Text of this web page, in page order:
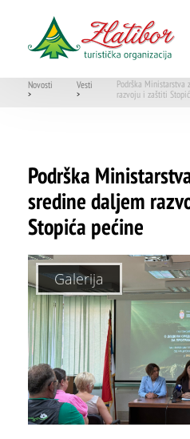
Novosti
>
Vesti
>
Podrška Ministarstva
razvoju i zaštiti
Podrška
sredine daljem
Stopića pećine
Galerija